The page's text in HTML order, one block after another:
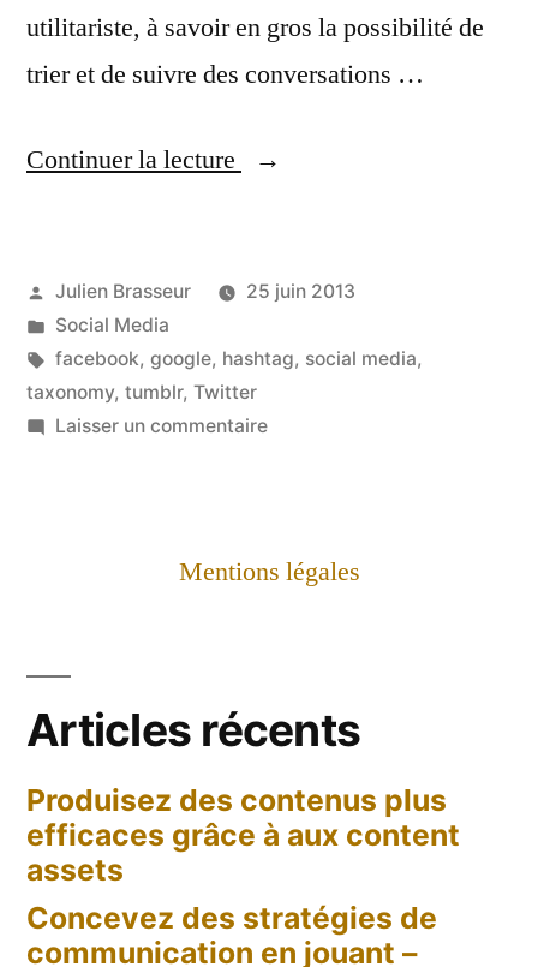
utilitariste, à savoir en gros la possibilité de
trier et de suivre des conversations …
Continuer la lecture
« La
du
#Hashtag »
Publié
par
Julien Brasseur
25 juin 2013
Publié
dans
Social Media
Étiquettes :
facebook, google, hashtag, social media,
taxonomy, tumblr, Twitter
Laisser un commentairesur
du
#Hashtag
Mentions légales
Articles récents
Produisez des contenus plus
efficaces grâce à aux content
assets
Concevez des stratégies de
communication en jouant –